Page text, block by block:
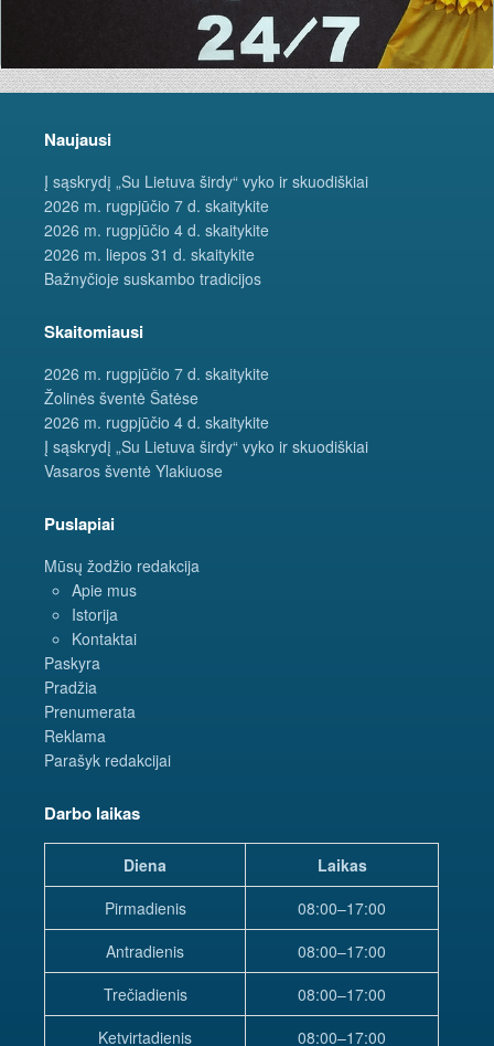
Naujausi
Į sąskrydį „Su Lietuva širdy“ vyko ir skuodiškiai
2026 m. rugpjūčio 7 d. skaitykite
2026 m. rugpjūčio 4 d. skaitykite
2026 m. liepos 31 d. skaitykite
Bažnyčioje suskambo tradicijos
Skaitomiausi
2026 m. rugpjūčio 7 d. skaitykite
Žolinės šventė Šatėse
2026 m. rugpjūčio 4 d. skaitykite
Į sąskrydį „Su Lietuva širdy“ vyko ir skuodiškiai
Vasaros šventė Ylakiuose
Puslapiai
Mūsų žodžio redakcija
Apie mus
Istorija
Kontaktai
Paskyra
Pradžia
Prenumerata
Reklama
Parašyk redakcijai
Darbo laikas
Diena
Laikas
Pirmadienis
08:00–17:00
Antradienis
08:00–17:00
Trečiadienis
08:00–17:00
Ketvirtadienis
08:00–17:00